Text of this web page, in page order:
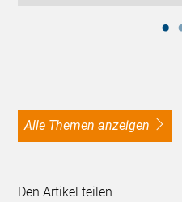
alle Themen anzeigen
Den Artikel teilen